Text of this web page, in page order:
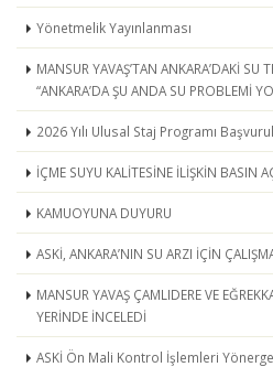
Yönetmelik Yayınlanması
MANSUR YAVAŞ’TAN ANKARA’DAKİ SU
“ANKARA’DA ŞU ANDA SU PROBLEMİ
2026 Yılı Ulusal Staj Programı
İÇME SUYU KALİTESİNE İLİŞKİN BASIN
KAMUOYUNA DUYURU
ASKİ, ANKARA’NIN SU ARZI İÇİN
MANSUR YAVAŞ ÇAMLIDERE VE
YERİNDE İNCELEDİ
ASKİ Ön Mali Kontrol İşlemleri